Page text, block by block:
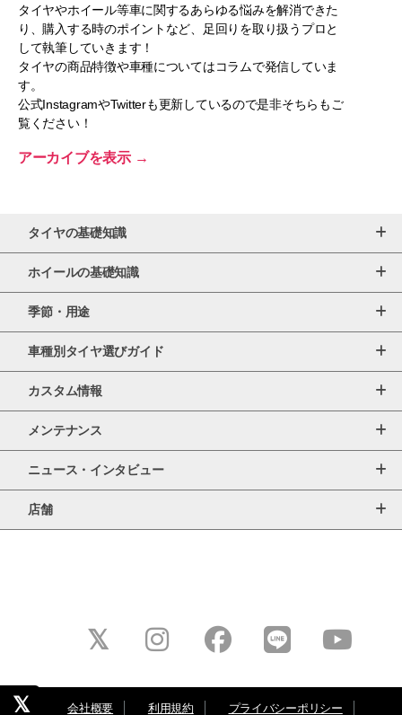
タイヤやホイール等車に関するあらゆる悩みを解消できた
り、購入する時のポイントなど、足回りを取り扱うプロと
して執筆していきます！
タイヤの商品特徴や車種についてはコラムで発信していま
す。
公式InstagramやTwitterも更新しているので是非そちらもご
覧ください！
アーカイブを表示 →
タイヤの基礎知識
ホイールの基礎知識
季節・用途
車種別タイヤ選びガイド
カスタム情報
メンテナンス
ニュース・インタビュー
店舗
会社概要 利用規約 プライバシーポリシー